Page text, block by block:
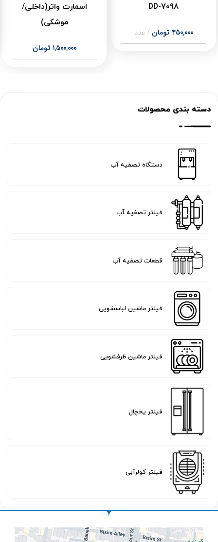
DD-7098
450,000 تومان عدد
اسمارت واتر(داخلی/
موشکی)
1,500,000 تومان
دسته بندی محصولات
دستگاه تصفیه آب
فیلتر تصفیه آب
قطعات تصفیه آب
فیلتر ماشین لباسشویی
فیلتر ماشین ظرفشویی
فیلتر یخچال
فیلتر کولرآبی